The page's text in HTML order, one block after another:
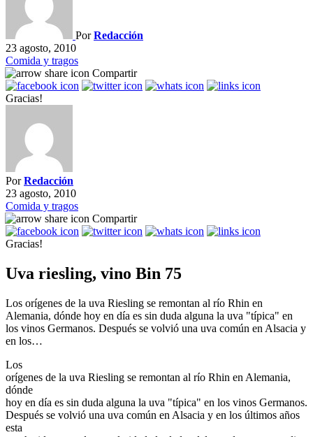
PorRedacción
23 agosto, 2010
Comida y tragos
Compartir
Gracias!
PorRedacción
23 agosto, 2010
Comida y tragos
Compartir
Gracias!
Uva riesling, vino Bin 75
Los orígenes de la uva Riesling se remontan al río Rhin en
Alemania, dónde hoy en día es sin duda alguna la uva "típica" en
los vinos Germanos. Después se volvió una uva común en Alsacia y
en los…
Los
orígenes de la uva Riesling se remontan al río Rhin en Alemania,
dónde
hoy en día es sin duda alguna la uva "típica" en los vinos Germanos.
Después se volvió una uva común en Alsacia y en los últimos años
esta